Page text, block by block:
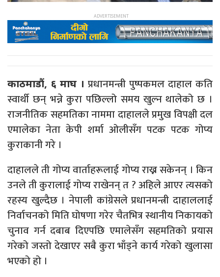
काठमाडौं, ६ माघ । प्रधानमन्त्री पुष्पकमल दाहाल कति
स्वार्थी छन् भन्ने कुरा पछिल्लो समय खुल्न थालेको छ ।
राजनीतिक सहमतिका नाममा दाहालले प्रमुख विपक्षी दल
एमालेका नेता केपी शर्मा ओलीसँग पटक पटक गोप्य
कुराकानी गरे ।
दाहालले ती गोप्य वार्ताहरूलाई गोप्य राख्न सकेनन् । किन
उनले ती कुरालाई गोप्य राखेनन् त ? अहिले आएर त्यसको
रहस्य खुल्दैछ । नेपाली कांग्रेसले प्रधानमन्त्री दाहाललाई
निर्वाचनको मिति घोषणा गरेर चैतभित्र स्थानीय निकायको
चुनाव गर्न दबाब दिएपछि एमालेसँग सहमतिको प्रयास
गरेको जस्तो देखाएर सबै कुरा भाँड्ने कार्य गरेको खुलासा
भएको हो ।